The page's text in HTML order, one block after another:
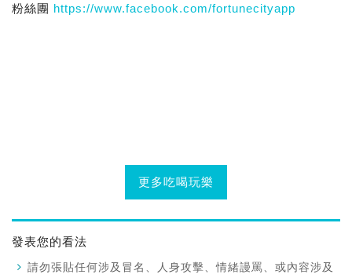
粉絲團 https://www.facebook.com/fortunecityapp
更多吃喝玩樂
發表您的看法
請勿張貼任何涉及冒名、人身攻擊、情緒謾罵、或內容涉及